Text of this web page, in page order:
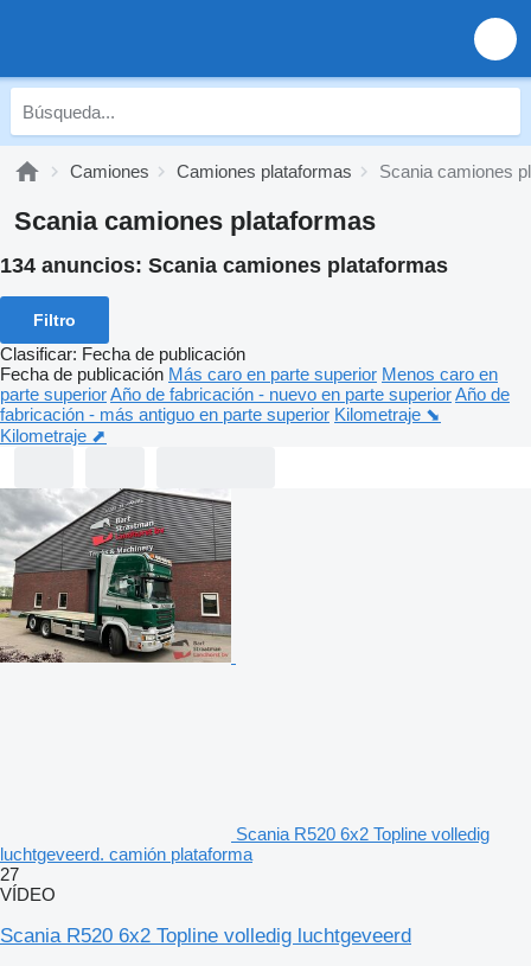
Camiones Camiones plataformas Scania camiones
Scania camiones plataformas
134 anuncios: Scania camiones plataformas
Filtro
Clasificar: Fecha de publicación
Fecha de publicación Más caro en parte superior Menos caro en
parte superiorAño de fabricación - nuevo en parte superiorAño de
fabricación - más antiguo en parte superior Kilometraje ⬊
Kilometraje ⬈
Scania R520 6x2 Topline volledig
luchtgeveerd. camión plataforma
27
VÍDEO
Scania R520 6x2 Topline volledig luchtgeveerd